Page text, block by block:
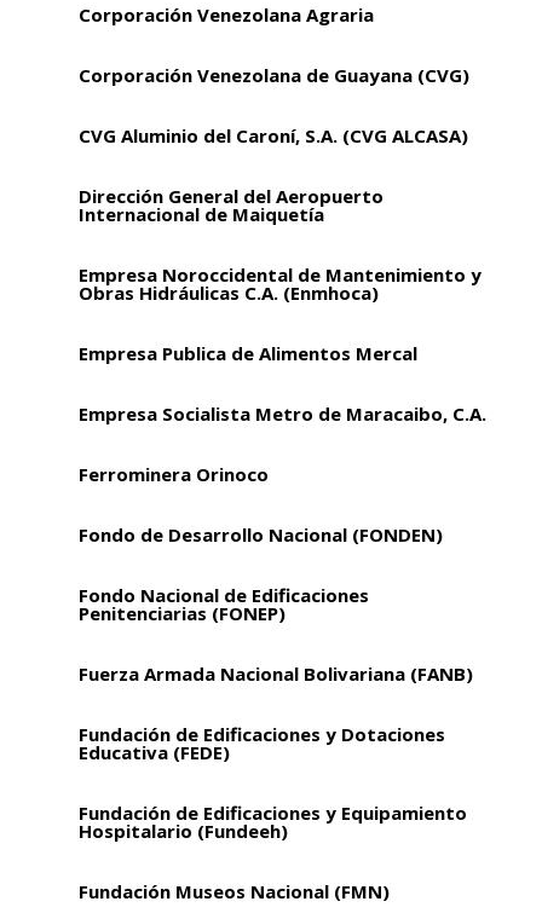
Corporación Venezolana Agraria
Corporación Venezolana de Guayana (CVG)
CVG Aluminio del Caroní, S.A. (CVG ALCASA)
Dirección General del Aeropuerto
Internacional de Maiquetía
Empresa Noroccidental de Mantenimiento y
Obras Hidráulicas C.A. (Enmhoca)
Empresa Publica de Alimentos Mercal
Empresa Socialista Metro de Maracaibo, C.A.
Ferrominera Orinoco
Fondo de Desarrollo Nacional (FONDEN)
Fondo Nacional de Edificaciones
Penitenciarias (FONEP)
Fuerza Armada Nacional Bolivariana (FANB)
Fundación de Edificaciones y Dotaciones
Educativa (FEDE)
Fundación de Edificaciones y Equipamiento
Hospitalario (Fundeeh)
Fundación Museos Nacional (FMN)